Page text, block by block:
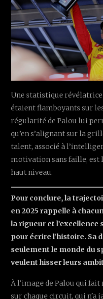
Une statistique
étaient flamboyants sur
régularité de Palou lui
qu’en s’alignant sur la
talent, associé à
motivation sans faille, est
haut niveau.
Pour conclure, la
en 2025 rappelle à
la rigueur et
pour écrire l’histoire.
seulement le monde du
veulent hisser leurs
À l'image de Palou qui
sur chaque circuit, qui n'a